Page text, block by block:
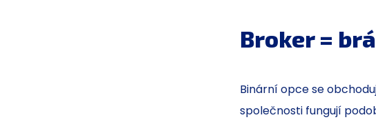
Broker =
Binární opce se
společnosti fungují